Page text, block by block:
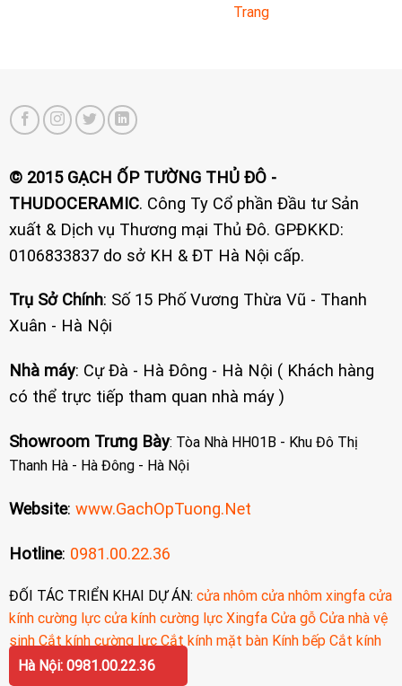
Trang
© 2015 GẠCH ỐP TƯỜNG THỦ ĐÔ -
THUDOCERAMIC. Công Ty Cổ phần Đầu tư Sản
xuất & Dịch vụ Thương mại Thủ Đô. GPĐKKD:
0106833837 do sở KH & ĐT Hà Nội cấp.
Trụ Sở Chính: Số 15 Phố Vương Thừa Vũ - Thanh
Xuân - Hà Nội
Nhà máy: Cự Đà - Hà Đông - Hà Nội ( Khách hàng
có thể trực tiếp tham quan nhà máy )
Showroom Trưng Bày: Tòa Nhà HH01B - Khu Đô Thị
Thanh Hà - Hà Đông - Hà Nội
Website: www.GachOpTuong.Net
Hotline: 0981.00.22.36
ĐỐI TÁC TRIỂN KHAI DỰ ÁN: cửa nhôm cửa nhôm xingfa cửa
kính cường lực cửa kính cường lực Xingfa Cửa gỗ Cửa nhà vệ
sinh Cắt kính cường lực Cắt kính mặt bàn Kính bếp Cắt kính
cường lực
Hà Nội: 0981.00.22.36